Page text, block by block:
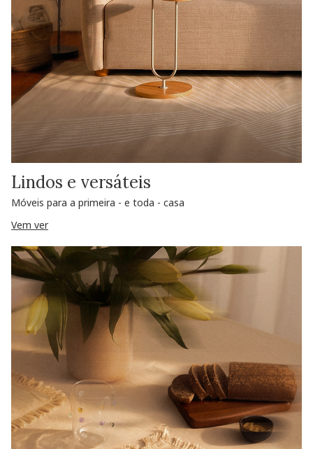
Lindos e versáteis
Móveis para a primeira - e toda - casa
Vem ver